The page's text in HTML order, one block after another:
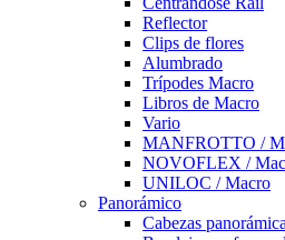
Reflector
Clips de flores
Alumbrado
Trípodes Macro
Libros de Macro
Vario
MANFROTTO /
NOVOFLEX /
UNILOC / Macro
Panorámico
Cabezas